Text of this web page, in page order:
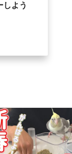
しよう